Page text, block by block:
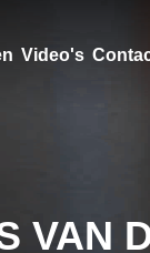
Video's
VAN